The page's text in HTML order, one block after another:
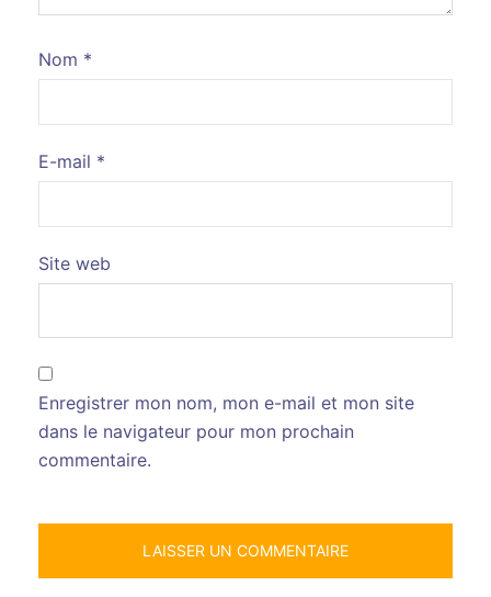
Nom *
E-mail *
Site web
Enregistrer mon nom, mon e-mail et mon site
dans le navigateur pour mon prochain
commentaire.